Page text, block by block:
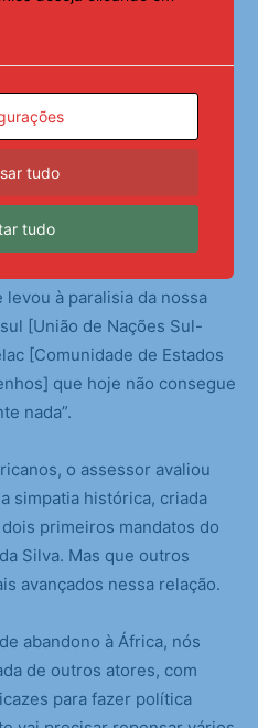
citou ainda a situação
América Latina e Caribe.
brasileira será a de, dado o
fazer o que for
muito a situação de
a eleição do [Javier] Milei,
do processo
que criou uma situação
à paralisia da nossa
[União de Nações Sul-
[Comunidade de Estados
que hoje não consegue
nada”.
o assessor avaliou
simpatia histórica, criada
primeiros mandatos do
Silva. Mas que outros
avançados nessa relação.
abandono à África, nós
de outros atores, com
para fazer política
tudo
tudo